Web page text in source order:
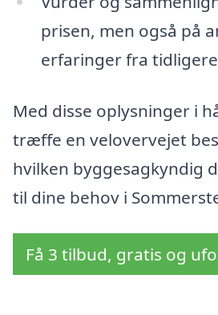
prisen, men også på
erfaringer fra
Med disse oplysninger i
træffe en velovervejet
hvilken byggesagkyndig
til dine behov i
Få 3 tilbud, gratis og